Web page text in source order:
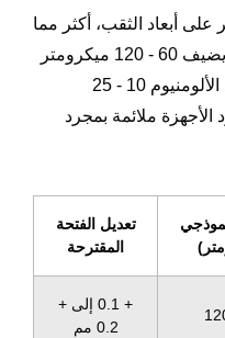
أبعاد الثقب، أكثر مما
يضيف 60 - 120 ميكرومتر
لكل جانب؛ ويضيف الطلاء بأكسيد الألومنيوم 10 - 25
ملائمة بمجرد
تعديل الفتحة
المقترحة
+ 0.1 إلى +
0.2 مم